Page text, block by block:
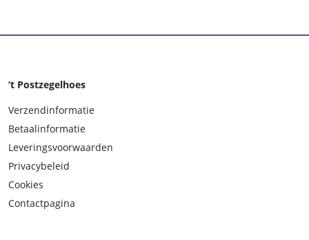
‘t Postzegelhoes
Verzendinformatie
Betaalinformatie
Leveringsvoorwaarden
Privacybeleid
Cookies
Contactpagina